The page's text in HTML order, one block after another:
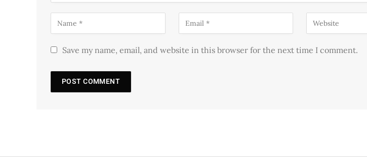
Save my name, email, and website in this browser for the next time I comment.